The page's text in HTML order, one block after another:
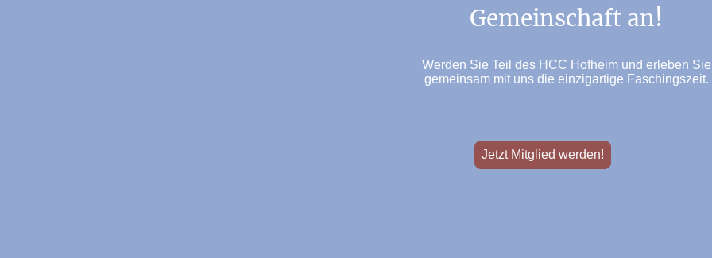
Gemeinschaft an!
Werden Sie Teil des HCC Hofheim und erleben Sie
gemeinsam mit uns die einzigartige Faschingszeit.
Jetzt Mitglied werden!